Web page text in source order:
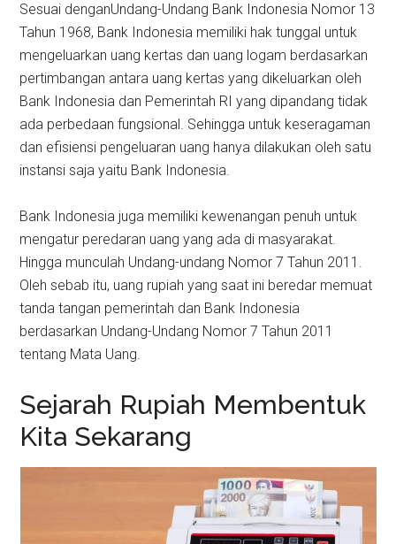
Sesuai denganUndang-Undang Bank Indonesia Nomor 13
Tahun 1968, Bank Indonesia memiliki hak tunggal untuk
mengeluarkan uang kertas dan uang logam berdasarkan
pertimbangan antara uang kertas yang dikeluarkan oleh
Bank Indonesia dan Pemerintah RI yang dipandang tidak
ada perbedaan fungsional. Sehingga untuk keseragaman
dan efisiensi pengeluaran uang hanya dilakukan oleh satu
instansi saja yaitu Bank Indonesia.
Bank Indonesia juga memiliki kewenangan penuh untuk
mengatur peredaran uang yang ada di masyarakat.
Hingga munculah Undang-undang Nomor 7 Tahun 2011.
Oleh sebab itu, uang rupiah yang saat ini beredar memuat
tanda tangan pemerintah dan Bank Indonesia
berdasarkan Undang-Undang Nomor 7 Tahun 2011
tentang Mata Uang.
Sejarah Rupiah Membentuk
Kita Sekarang